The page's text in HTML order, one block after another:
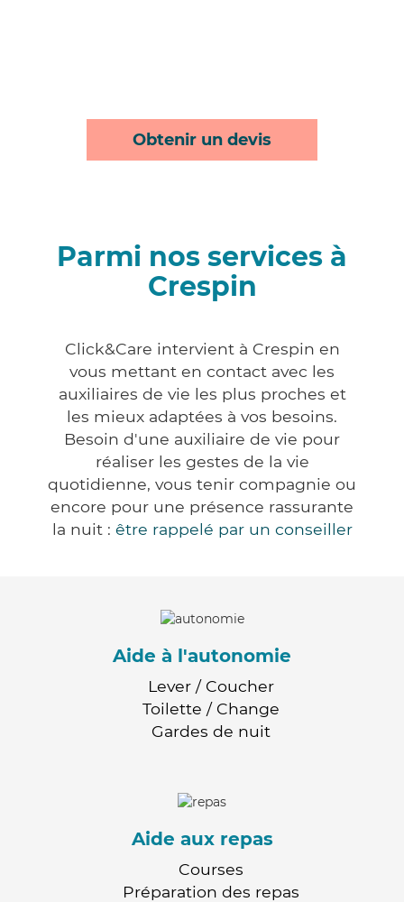
Obtenir un devis
Parmi nos services à
Crespin
Click&Care intervient à Crespin en
vous mettant en contact avec les
auxiliaires de vie les plus proches et
les mieux adaptées à vos besoins.
Besoin d'une auxiliaire de vie pour
réaliser les gestes de la vie
quotidienne, vous tenir compagnie ou
encore pour une présence rassurante
la nuit : être rappelé par un conseiller
Aide à l'autonomie
Lever / Coucher
Toilette / Change
Gardes de nuit
Aide aux repas
Courses
Préparation des repas